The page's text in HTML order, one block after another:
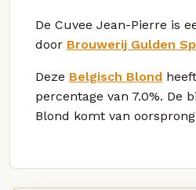
De Cuvee Jean-Pierre is
door Brouwerij Gulden
Deze Belgisch Blond
percentage van 7.0%. De
Blond komt van